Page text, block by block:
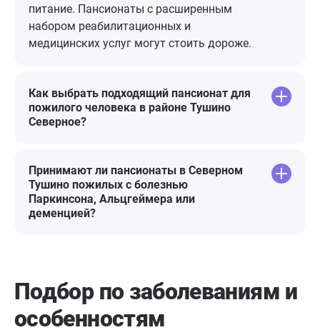
питание. Пансионаты с расширенным
набором реабилитационных и
медицинских услуг могут стоить дороже.
Как выбрать подходящий пансионат для
пожилого человека в районе Тушино
Северное?
Принимают ли пансионаты в Северном
Тушино пожилых с болезнью
Паркинсона, Альцгеймера или
деменцией?
Подбор по заболеваниям и
особенностям